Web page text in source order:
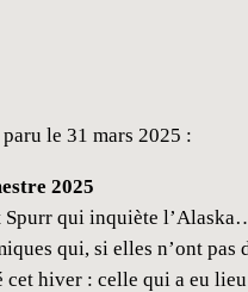
paru le 31 mars 2025 :
2025
Spurr qui inquiète
qui, si elles n’ont pas
hiver : celle qui a eu